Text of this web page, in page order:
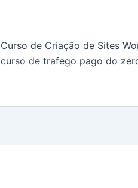
Curso de Criação de Sites
curso de trafego pago do